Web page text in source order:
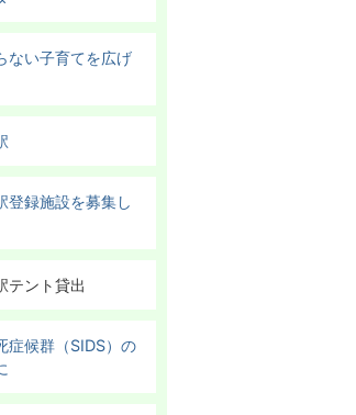
ない子育てを広げ
登録施設を募集し
テント貸出
症候群（SIDS）の